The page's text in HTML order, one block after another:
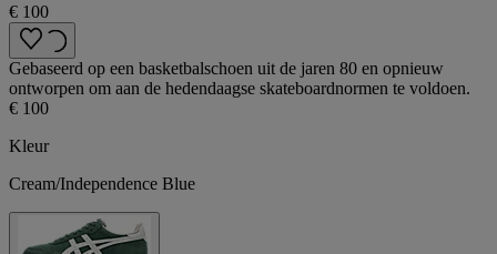
€ 100
Gebaseerd op een basketbalschoen uit de jaren 80 en opnieuw
ontworpen om aan de hedendaagse skateboardnormen te voldoen.
€ 100
Kleur
Cream/Independence Blue